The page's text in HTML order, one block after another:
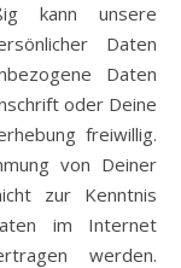
kann unsere
Daten
Daten
oder Deine
freiwillig.
von Deiner
zur Kenntnis
im Internet
werden.